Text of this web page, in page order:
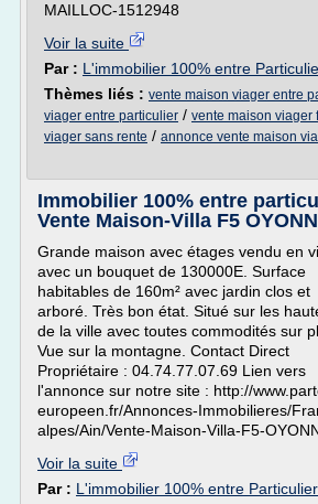
MAILLOC-1512948
Voir la suite
Par : L'immobilier 100% entre
Thèmes liés : vente maison viager entre
viager entre particulier / vente maison viager
viager sans rente / annonce vente maison
Immobilier 100% entre
Vente Maison-Villa F5
Grande maison avec étages vendu en
avec un bouquet de 130000E. Surface
habitables de 160m² avec jardin clos et
arboré. Très bon état. Situé sur les
de la ville avec toutes commodités sur
Vue sur la montagne. Contact Direct
Propriétaire : 04.74.77.07.69 Lien vers
l'annonce sur notre site : http://
europeen.fr/Annonces-Immobilieres/
alpes/Ain/Vente-Maison-Villa-F5-
Voir la suite
Par : L'immobilier 100% entre